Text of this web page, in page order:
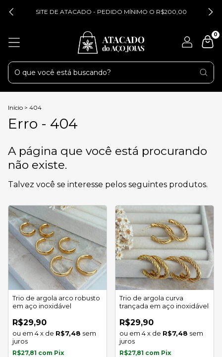
SITE DE ATACADO - PEDIDO MÍNIMO O R$200,00
0
Início > 404
Erro - 404
A página que você está procurando
não existe.
Talvez você se interesse pelos seguintes produtos.
Trio de argola arco robusto
em aço inoxidável
R$29,90
4x de R$7,48 sem
juros
R$27,81 com Pix
Trio de argola curva
trançada em aço inoxidável
R$29,90
4x de R$7,48 sem
juros
R$27,81 com Pix